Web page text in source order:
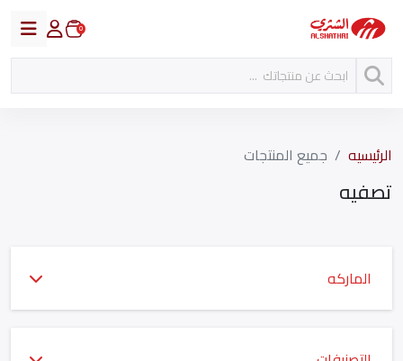
0
الرئيسيه جميع المنتجات
تصفيه
الماركه